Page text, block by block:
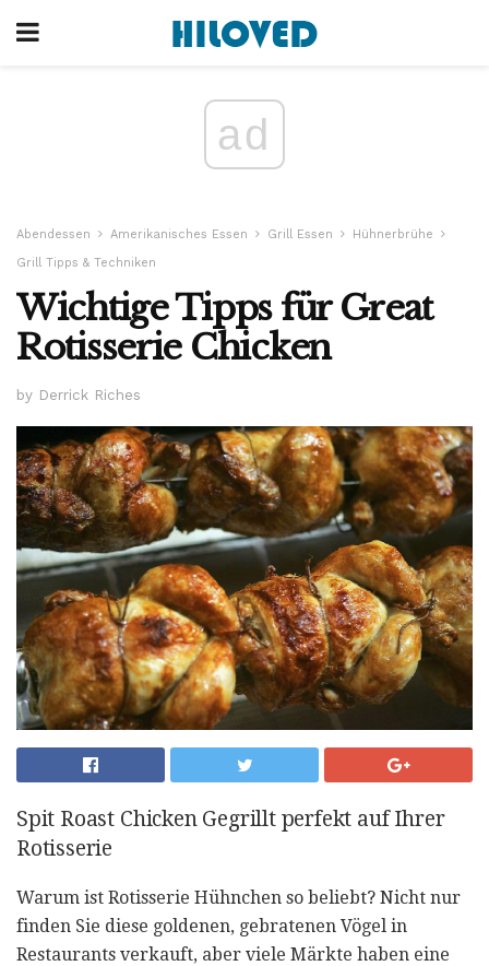
ad
Abendessen Amerikanisches Essen Grill Essen
Hühnerbrühe
Grill Tipps & Techniken
Wichtige Tipps für Great
Rotisserie Chicken
by Derrick Riches
Spit Roast Chicken Gegrillt perfekt auf Ihrer
Rotisserie
Warum ist Rotisserie Hühnchen so beliebt? Nicht nur
finden Sie diese goldenen, gebratenen Vögel in
Restaurants verkauft, aber viele Märkte haben eine